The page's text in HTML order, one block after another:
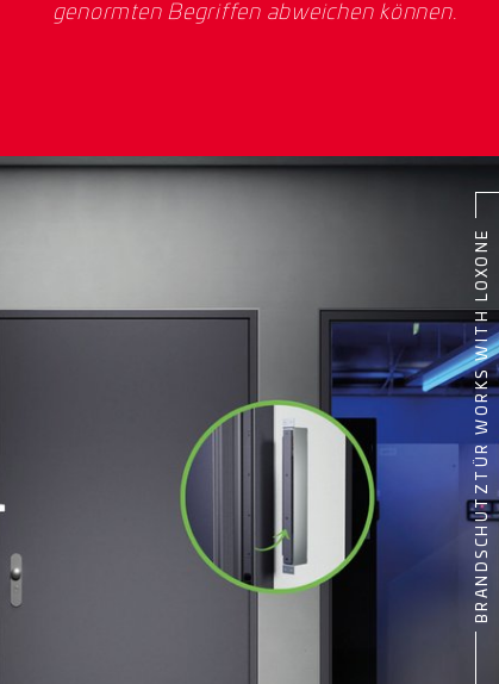
genormten Begriffen abweichen können.
BRANDSCHUTZTÜR WORKS WITH LOXONE